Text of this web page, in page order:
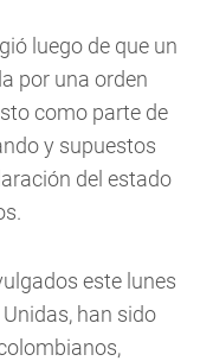
luego de que un
por una orden
como parte de
y supuestos
del estado
este lunes
han sido